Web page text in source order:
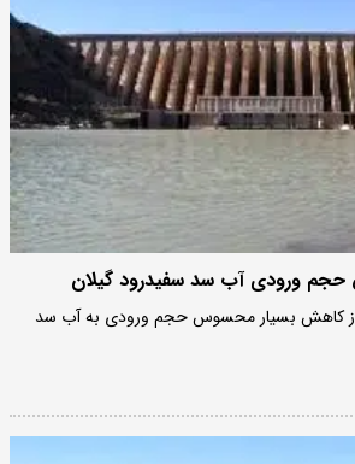
ورودی آب سد سفیدرود گیلان
از کاهش بسیار محسوس حجم ورودی به آب سد